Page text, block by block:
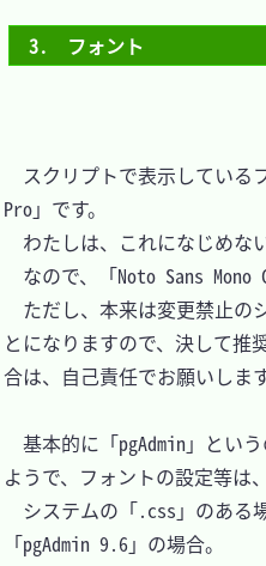
3.　フォント
スクリプトで表示している
Pro」です。
わたしは、これになじめない
なので、「Noto Sans Mono
ただし、本来は変更禁止の
とになりますので、決して推
合は、自己責任でお願いします
基本的に「pgAdmin」とい
ようで、フォントの設定等は
システムの「.css」のある場
「pgAdmin 9.6」の場合。